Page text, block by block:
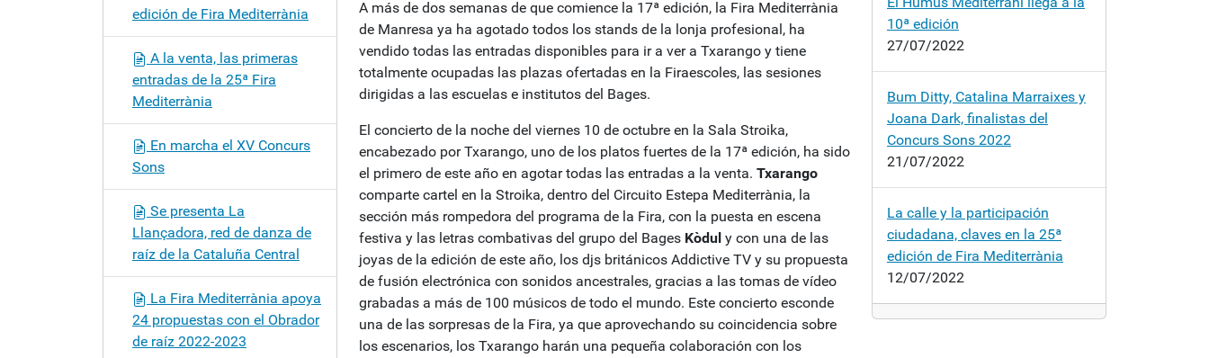
A más de dos semanas de que comience la 17ª edición, la Fira Mediterrània
de Manresa ya ha agotado todos los stands de la lonja profesional, ha
vendido todas las entradas disponibles para ir a ver a Txarango y tiene
totalmente ocupadas las plazas ofertadas en la Firaescoles, las sesiones
dirigidas a las escuelas e institutos del Bages.
El concierto de la noche del viernes 10 de octubre en la Sala Stroika,
encabezado por Txarango, uno de los platos fuertes de la 17ª edición, ha sido
el primero de este año en agotar todas las entradas a la venta. Txarango
comparte cartel en la Stroika, dentro del Circuito Estepa Mediterrània, la
sección más rompedora del programa de la Fira, con la puesta en escena
festiva y las letras combativas del grupo del Bages Kòdul y con una de las
joyas de la edición de este año, los djs británicos Addictive TV y su propuesta
de fusión electrónica con sonidos ancestrales, gracias a las tomas de vídeo
grabadas a más de 100 músicos de todo el mundo. Este concierto esconde
una de las sorpresas de la Fira, ya que aprovechando su coincidencia sobre
los escenarios, los Txarango harán una pequeña colaboración con los
edición de Fira Mediterrània
A la venta, las primeras
entradas de la 25ª Fira
Mediterrània
En marcha el XV Concurs
Sons
Se presenta La
Llançadora, red de danza de
raíz de la Cataluña Central
La Fira Mediterrània apoya
24 propuestas con el Obrador
de raíz 2022-2023
10ª edición
27/07/2022
Bum Ditty, Catalina Marraixes y
Joana Dark, finalistas del
Concurs Sons 2022
21/07/2022
La calle y la participación
ciudadana, claves en la 25ª
edición de Fira Mediterrània
12/07/2022